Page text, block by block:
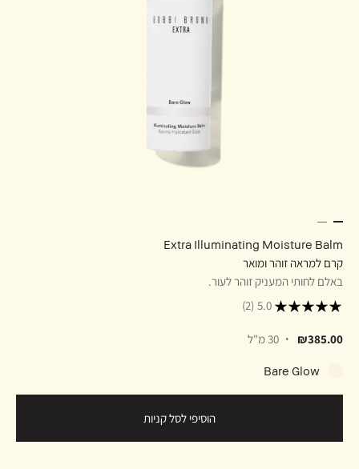
Extra Illuminating Moisture Balm
קרם למראה זוהר ומואר
באלם לחותי המעניק זוהר לעור.
5.0
(2)
₪385.00 30 מ"ל
Bare Glow
הוסיפי לסל קניות